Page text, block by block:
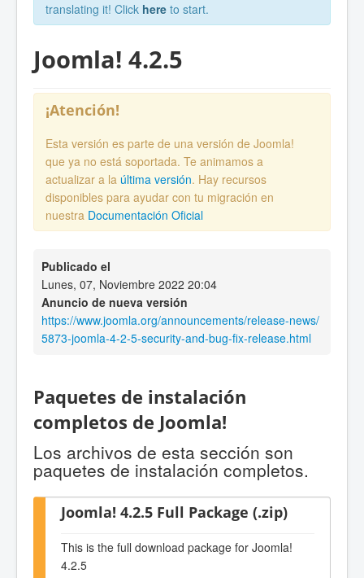
translating it! Click here to start.
Joomla! 4.2.5
¡Atención!
Esta versión es parte de una versión de Joomla!
que ya no está soportada. Te animamos a
actualizar a la última versión. Hay recursos
disponibles para ayudar con tu migración en
nuestra Documentación Oficial
Publicado el
Lunes, 07, Noviembre 2022 20:04
Anuncio de nueva versión
https://www.joomla.org/announcements/release-news/
5873-joomla-4-2-5-security-and-bug-fix-release.html
Paquetes de instalación
completos de Joomla!
Los archivos de esta sección son
paquetes de instalación completos.
Joomla! 4.2.5 Full Package (.zip)
This is the full download package for Joomla!
4.2.5